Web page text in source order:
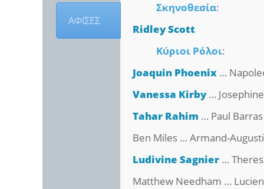
ΑΦΙΣΕΣ
Σκηνοθεσία:
Ridley Scott
Κύριοι Ρόλοι:
Joaquin Phoenix …
Vanessa Kirby…
Tahar Rahim … Paul Barras
Ben Miles … Armand-
Ludivine Sagnier …
Matthew Needham …